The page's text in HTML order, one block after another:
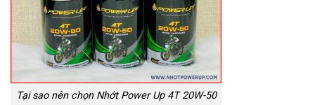
Tại sao nên chọn Nhớt Power Up 4T 20W-50